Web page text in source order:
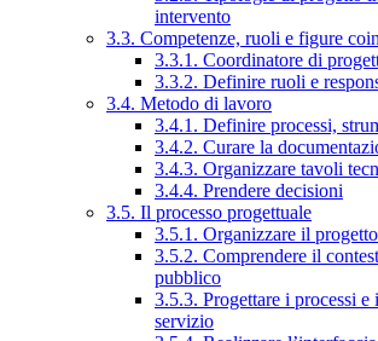
intervento
3.3. Competenze, ruoli e figure
3.3.1. Coordinatore di
3.3.2. Definire ruoli e
3.4. Metodo di lavoro
3.4.1. Definire processi,
3.4.2. Curare la
3.4.3. Organizzare tavoli
3.4.4. Prendere decisioni
3.5. Il processo progettuale
3.5.1. Organizzare il
3.5.2. Comprendere il
pubblico
3.5.3. Progettare i processi e i
servizio